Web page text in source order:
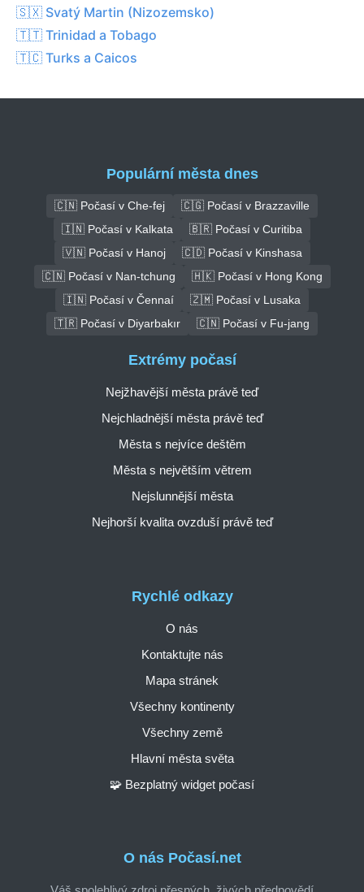
🇸🇽 Svatý Martin (Nizozemsko)
🇹🇹 Trinidad a Tobago
🇹🇨 Turks a Caicos
Populární města dnes
🇨🇳 Počasí v Che-fej
🇨🇬 Počasí v Brazzaville
🇮🇳 Počasí v Kalkata
🇧🇷 Počasí v Curitiba
🇻🇳 Počasí v Hanoj
🇨🇩 Počasí v Kinshasa
🇨🇳 Počasí v Nan-tchung
🇭🇰 Počasí v Hong Kong
🇮🇳 Počasí v Čennaí
🇿🇲 Počasí v Lusaka
🇹🇷 Počasí v Diyarbakır
🇨🇳 Počasí v Fu-jang
O nás Počasí.net
Rychlé odkazy
O nás
Kontaktujte nás
Mapa stránek
Všechny kontinenty
Všechny země
Hlavní města světa
🧩 Bezplatný widget počasí
Extrémy počasí
Nejžhavější města právě teď
Nejchladnější města právě teď
Města s nejvíce deštěm
Města s největším větrem
Nejslunnější města
Nejhorší kvalita ovzduší právě teď